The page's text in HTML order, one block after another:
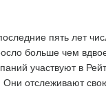
пять лет
больше чем
участвуют в
Они отслеживают